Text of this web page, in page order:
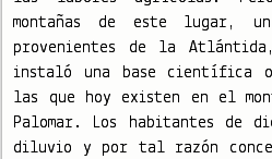
montañas de este lugar,
provenientes de la
instaló una base científica
las que hoy existen en el
Palomar. Los habitantes de
diluvio y por tal razón